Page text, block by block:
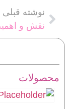
نوشته قبلی
محصولات